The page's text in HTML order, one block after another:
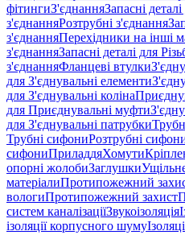
фітингиЗ'єднанняЗапасні
з'єднанняРозтрубні з'єднання
з'єднанняПерехідники на інші
з'єднанняЗапасні деталі для
з'єднанняФланцеві втулки
для З'єднувальні елементи
для З'єднувальні коліна
для Приєднувальні муфти
для З'єднувальні патрубки
Трубні сифониРозтрубні
сифониПриладдяХомути
опорні жолобиЗаглушки
матеріалиПротипожежний
вологиПротипожежний захист
систем каналізаціїЗвукоізоляція
ізоляції корпусного шуму